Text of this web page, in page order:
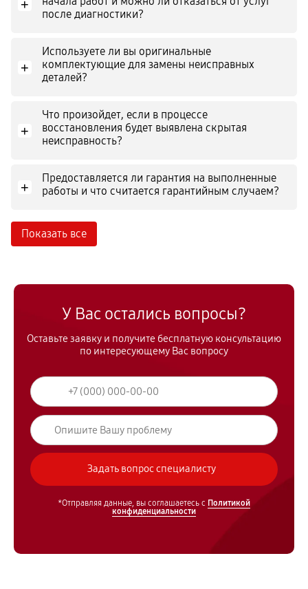
+
после диагностики?
+
Используете ли вы оригинальные
комплектующие для замены неисправных
деталей?
+
Что произойдет, если в процессе
восстановления будет выявлена скрытая
неисправность?
+
Предоставляется ли гарантия на выполненные
работы и что считается гарантийным случаем?
Показать все
У Вас остались вопросы?
Оставьте заявку и получите бесплатную консультацию
по интересующему Вас вопросу
*Отправляя данные, вы соглашаетесь с Политикой
конфиденциальности